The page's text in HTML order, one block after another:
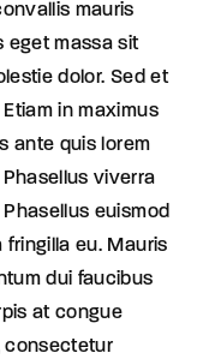
mauris
eget massa sit
dolor. Sed et
in maximus
ante quis lorem
viverra
euismod
eu. Mauris
dui faucibus
at congue
consectetur